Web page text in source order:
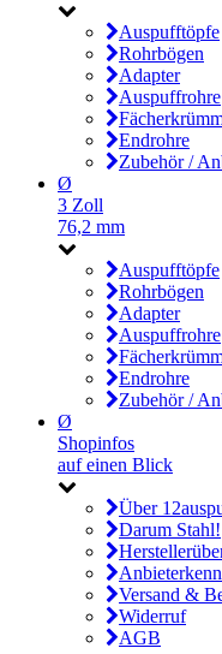
Auspufftöpfe
Rohrbögen
Adapter
Auspuffrohre
Endrohre
Zubehör /
Ø
3 Zoll
76,2 mm
Auspufftöpfe
Rohrbögen
Adapter
Auspuffrohre
Endrohre
Zubehör /
Ø
Shopinfos
auf einen Blick
Über
Darum Stahl!
Versand &
Widerruf
AGB